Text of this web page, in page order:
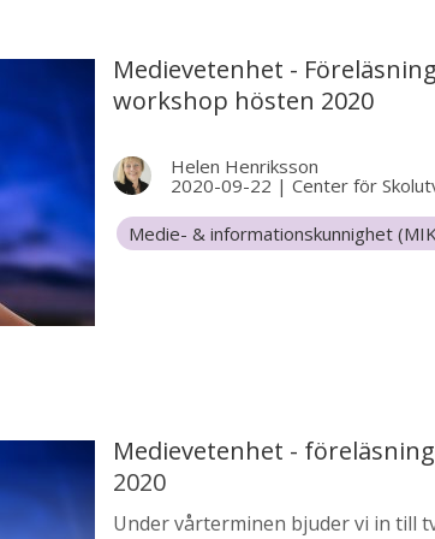
Medievetenhet -
workshop hösten 2020
Helen Henriksson
2020-09-22 | Center för
Medie- & informationskunnighet
Medievetenhet -
2020
Under vårterminen bjuder vi in till